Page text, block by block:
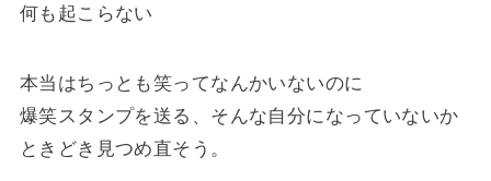
何も起こらない
本当はちっとも笑ってなんかいないのに
爆笑スタンプを送る、そんな自分になっていないか
ときどき見つめ直そう。